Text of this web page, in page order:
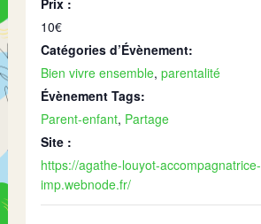
Prix :
10€
Catégories d’Évènement:
Bien vivre ensemble,parentalité
Évènement Tags:
Parent-enfant, Partage
Site :
https://agathe-louyot-accompagnatrice-
imp.webnode.fr/